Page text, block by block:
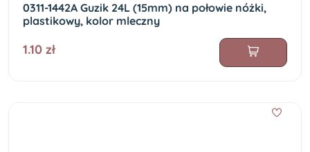
0311-1442A Guzik 24L (15mm) na połowie nóżki,
plastikowy, kolor mleczny
1.10 zł